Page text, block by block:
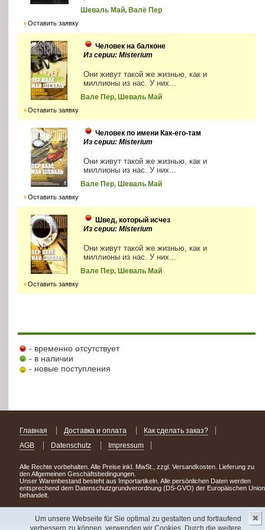
Um unsere Webseite für Sie optimal zu gestalten und fortlaufend
verbessern zu können, verwenden wir Cookies. Durch die weitere
✖
Шеваль Май, Валё Пер
Оставить заявку
Человек на балконе
Из серии: Misterium
Они живут такой же жизнью, как и
миллионы из нас. У них...
Вале Пер, Шеваль Май
Оставить заявку
Человек по имени Как-его-там
Из серии: Misterium
Они живут такой же жизнью, как и
миллионы из нас. У них...
Вале Пер, Шеваль Май
Оставить заявку
Швед, который исчез
Из серии: Misterium
Они живут такой же жизнью, как и
миллионы из нас. У них...
Вале Пер, Шеваль Май
Оставить заявку
- временно отсутствует
- в наличии
- новые поступления
Главная Доставка и оплата
Как сделать заказ?
AGB
Datenschutz Impressum
Alle Rechte vorbehalten. Alle Preise inkl. MwSt., zzgl. Versandkosten. Lieferung zu
den Allgemeinen Geschäftsbedingungen.
Unser Warenbestand besteht aus Importartikeln. Alle persönlichen Daten werden
entsprechend dem Datenschutzgrundverordnung (DS-GVO) der Europäischen Union
behandelt.
Сделав заказ сегодня, уже через день или два Вы можете стать обладателем
НОВИНКИ из Германии! Удачного поиска!